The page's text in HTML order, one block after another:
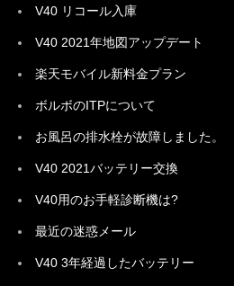
V40 リコール入庫
V40 2021年地図アップデート
楽天モバイル新料金プラン
ボルボのITPについて
お風呂の排水栓が故障しました。
V40 2021バッテリー交換
V40用のお手軽診断機は?
最近の迷惑メール
V40 3年経過したバッテリー